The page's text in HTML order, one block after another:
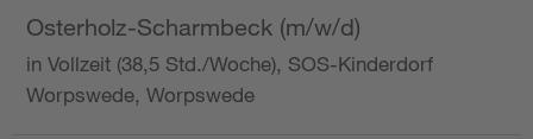
Osterholz-Scharmbeck (m/w/d)
in Vollzeit (38,5 Std./Woche), SOS-Kinderdorf
Worpswede, Worpswede